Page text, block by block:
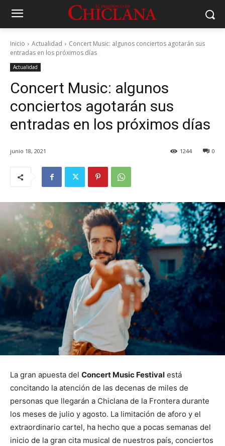
Inicio Actualidad
Concert Music: algunos conciertos agotarán sus
entradas en los próximos días
Actualidad
Concert Music: algunos
conciertos agotarán sus
entradas en los próximos días
junio 18, 2021 0
1244
La gran apuesta del Concert Music Festival está
concitando la atención de las decenas de miles de
personas que llegarán a Chiclana de la Frontera durante
los meses de julio y agosto. La limitación de aforo y el
extraordinario cartel, ha hecho que a pocas semanas del
inicio de la gran cita musical de nuestros país, conciertos